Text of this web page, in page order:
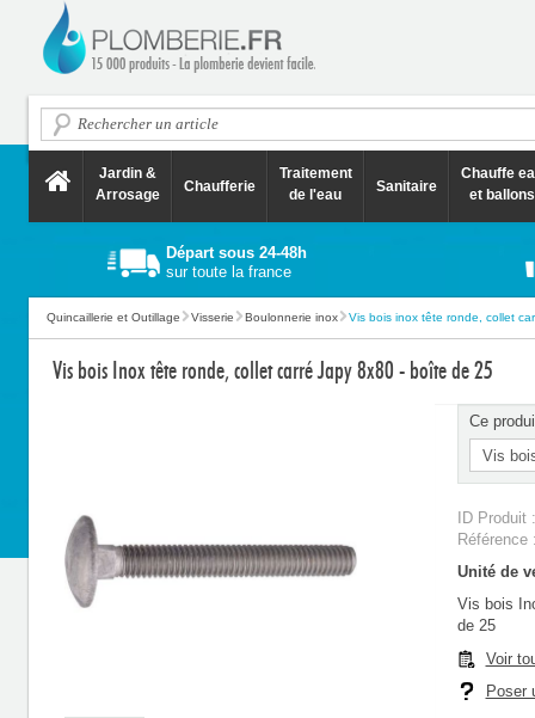
Jardin &
Arrosage
Chaufferie
Traitement
de l'eau
Sanitaire
Chauffe
et ballons
Départ sous 24-48h
sur toute la france
Quincaillerie et Outillage Visserie Boulonnerie inox Vis bois inox tête ronde, collet
Vis bois Inox tête ronde, collet carré Japy 8x80 - boîte de 25
Ce
ID Produit
Unité de
Vis bois
de 25
Voir
Poser